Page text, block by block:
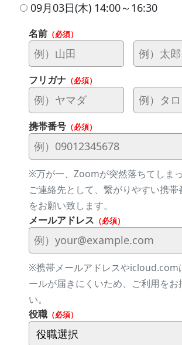
09月03日(木) 14:00～16:30
名前 （必須）
フリガナ （必須）
携帯番号 （必須）
※万が一、Zoomが突然落ちてしま
ご連絡先として、繋がりやすい携帯
をお願い致します。
メールアドレス （必須）
※携帯メールアドレスやicloud.com
ールが届きにくいため、ご利用をお
い。
役職 （必須）